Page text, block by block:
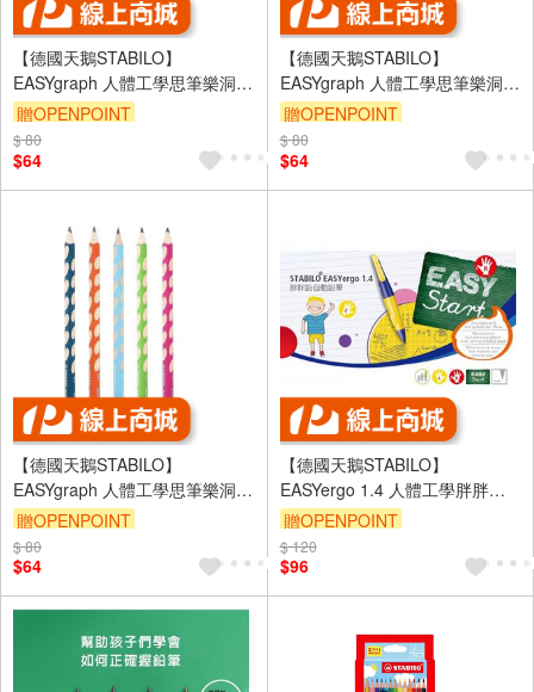
【德國天鵝STABILO】
EASYgraph 人體工學思筆樂洞洞
鉛筆(多色)左/右手右手HB淺粉紅
ST322/16-HB
贈OPENPOINT
$ 80
$64
【德國天鵝STABILO】
EASYgraph 人體工學思筆樂洞洞
鉛筆(多色)左/右手右手HB橙色
(ST322/03-HB)
贈OPENPOINT
$ 80
$64
【德國天鵝STABILO】
EASYgraph 人體工學思筆樂洞洞
鉛筆(多色)左/右手左手2B淺藍
ST321/02-2B-6
贈OPENPOINT
$ 80
$64
【德國天鵝STABILO】
EASYergo 1.4 人體工學胖胖鉛
自動鉛筆 左/右手適用 筆芯
HB1.4筆芯(7880/6-HB)
贈OPENPOINT
$ 120
$96